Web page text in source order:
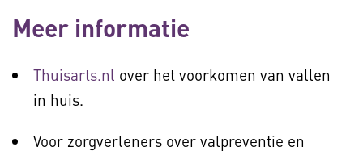
Meer informatie
Thuisarts.nl over het voorkomen van vallen
in huis.
Voor zorgverleners over valpreventie en